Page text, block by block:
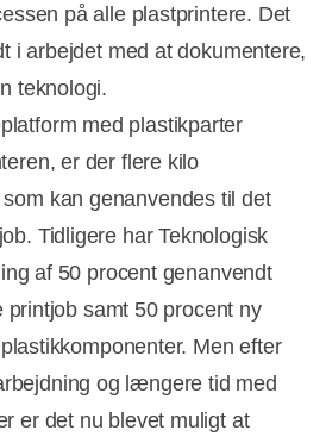
på alle plastprintere. Det
i arbejdet med at dokumentere,
teknologi.
med plastikparter
er der flere kilo
kan genanvendes til det
Tidligere har Teknologisk
af 50 procent genanvendt
printjob samt 50 procent ny
Men efter
og længere tid med
er det nu blevet muligt at